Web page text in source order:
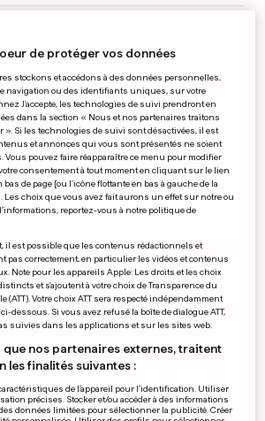
Les buralistes se frottent
0 0
certains VPN
store
FORMULE 1
Vettel s'impose en Hongrie
et accroît son avance
0 0
de protéger vos données
stockons et accédons à des données personnelles,
navigation ou des identifiants uniques, sur votre
J'accepte, les technologies de suivi prendront en
dans la section « Nous et nos partenaires traitons
Si les technologies de suivi sont désactivées, il est
et annonces qui vous sont présentés ne soient
Vous pouvez faire réapparaître ce menu pour modifier
consentement à tout moment en cliquant sur le lien
bas de page [ou l'icône flottante en bas à gauche de la
Les choix que vous avez fait aurons un effet sur notre ou
reportez-vous à notre politique de
il est possible que les contenus rédactionnels et
pas correctement, en particulier les vidéos et contenus
Note pour les appareils Apple: Les droits et les choix
et s'ajoutent à votre choix de Transparence du
(ATT). Votre choix ATT sera respecté indépendamment
dessous. Si vous avez refusé la boîte de dialogue ATT,
suivies dans les applications et sur les sites web.
que nos partenaires externes, traitent
les finalités suivantes :
de l’appareil pour l’identification. Utiliser
précises. Stocker et/ou accéder à des informations
données limitées pour sélectionner la publicité. Créer